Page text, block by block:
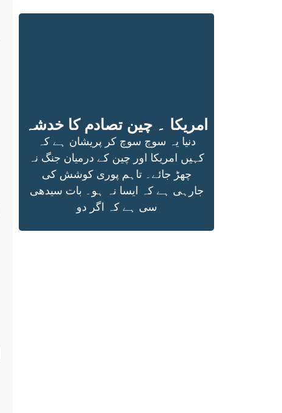
امریکا ۔ چین تصادم کا خدشہ
دنیا یہ سوچ سوچ کر پریشان ہے کہ
کہیں امریکا اور چین کے درمیان جنگ نہ
چھڑ جائے۔ تاہم پوری کوشش کی
جارہی ہے کہ ایسا نہ ہو۔ بات سیدھی
سی ہے کہ اگر دو